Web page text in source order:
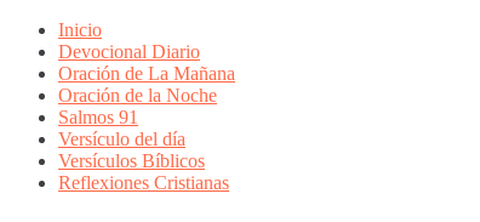
Inicio
Devocional Diario
Oración de La Mañana
Oración de la Noche
Salmos 91
Versículo del día
Versículos Bíblicos
Reflexiones Cristianas